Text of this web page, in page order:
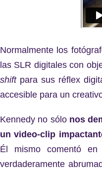
Normalmente los
las SLR digitales con
shiftpara sus réflex
accesible para un
Kennedy no sólo nos
un video-clip
Él mismo comentó
verdaderamente